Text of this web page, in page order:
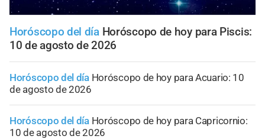
Horóscopo del día Horóscopo de hoy para Piscis:
10 de agosto de 2026
Horóscopo del día Horóscopo de hoy para Acuario: 10
de agosto de 2026
Horóscopo del día Horóscopo de hoy para Capricornio:
10 de agosto de 2026